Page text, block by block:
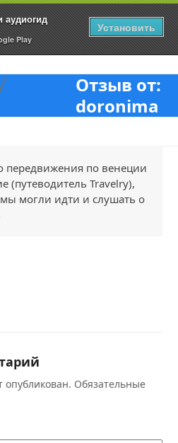
аудиогид
Play
Установить
Отзыв от:
doronima
передвижения по венеции
(путеводитель Travelry),
могли идти и слушать о
опубликован. Обязательные